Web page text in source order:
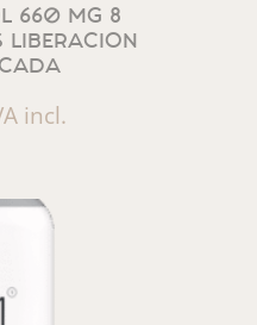
660 MG 8
incl.